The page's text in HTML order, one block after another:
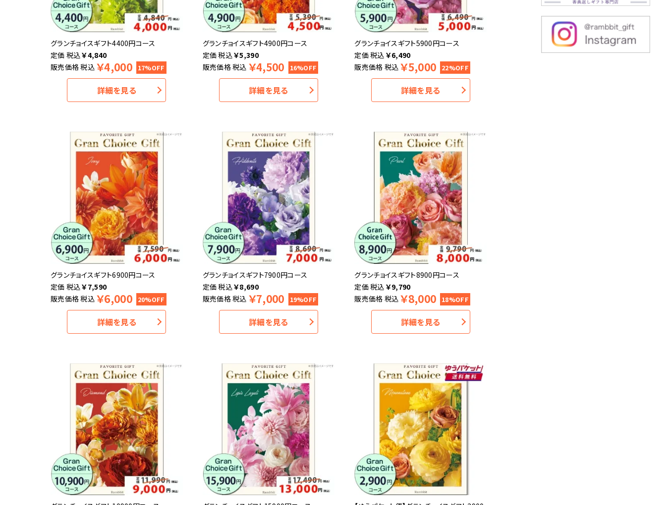
グランチョイスギフト4400円コース
税込￥4,840
販売価格税込 ￥4,000 17%OFF
詳細を見る
グランチョイスギフト4900円コース
税込￥5,390
販売価格税込 ￥4,500 16%OFF
詳細を見る
グランチョイスギフト5900円コース
税込 ￥6,490
販売価格 税込 ￥5,000 22%OFF
詳細を見る
グランチョイスギフト6900円コース
税込￥7,590
販売価格税込 ￥6,000 20%OFF
詳細を見る
グランチョイスギフト7900円コース
税込￥8,690
販売価格税込 ￥7,000 19%OFF
詳細を見る
グランチョイスギフト8900円コース
税込 ￥9,790
販売価格 税込 ￥8,000 18%OFF
詳細を見る